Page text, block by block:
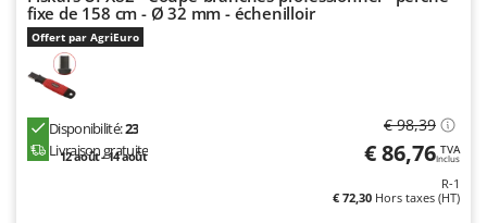
fixe de 158 cm - Ø 32 mm - échenilloir
Offert par AgriEuro
Disponibilité:23
Livraison gratuite
12 août - 14 août
€ 98,39
€ 86,76 TVA
Inclus
R-1
€ 72,30 Hors taxes (HT)